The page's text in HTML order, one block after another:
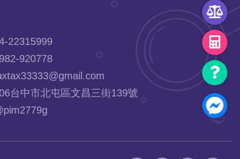
22315999
920778
台中市北屯區文昌三街139號